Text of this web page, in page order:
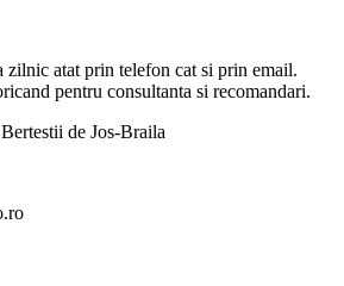
zilnic atat prin telefon cat si prin email.
pentru consultanta si recomandari.
de Jos-Braila